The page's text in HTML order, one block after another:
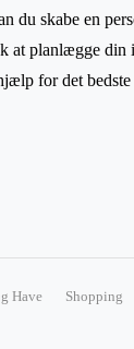
du skabe en
at planlægge din
for det bedste
Have Shopping